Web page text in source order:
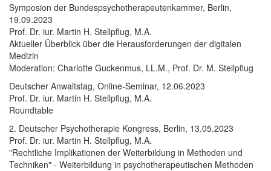
Symposion der Bundespsychotherapeutenkammer, Berlin,
19.09.2023
Prof. Dr. iur. Martin H. Stellpflug, M.A.
Aktueller Überblick über die Herausforderungen der digitalen
Medizin
Moderation: Charlotte Guckenmus, LL.M., Prof. Dr. M. Stellpflug
Deutscher Anwaltstag, Online-Seminar, 12.06.2023
Prof. Dr. iur. Martin H. Stellpflug, M.A.
Roundtable
2. Deutscher Psychotherapie Kongress, Berlin, 13.05.2023
Prof. Dr. iur. Martin H. Stellpflug, M.A.
"Rechtliche Implikationen der Weiterbildung in Methoden und
Techniken" - Weiterbildung in psychotherapeutischen Methoden